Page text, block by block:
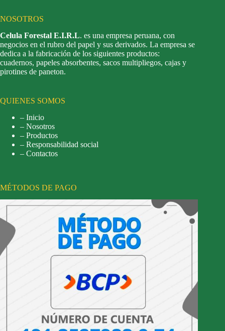
NOSOTROS
Celula Forestal E.I.R.L. es una empresa peruana, con
negocios en el rubro del papel y sus derivados. La empresa se
dedica a la fabricación de los siguientes productos:
cuadernos, papeles absorbentes, sacos multipliegos, cajas y
pirotines de paneton.
QUIENES SOMOS
– Inicio
– Nosotros
– Productos
– Responsabilidad social
– Contactos
MÉTODOS DE PAGO